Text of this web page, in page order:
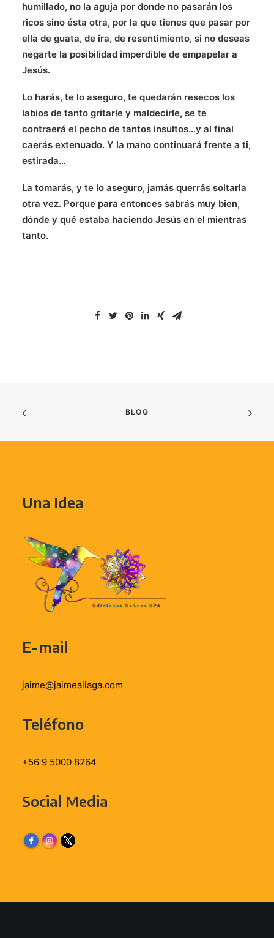
humillado, no la aguja por donde no pasarán los
ricos sino ésta otra, por la que tienes que pasar por
ella de guata, de ira, de resentimiento, si no deseas
negarte la posibilidad imperdible de empapelar a
Jesús.
Lo harás, te lo aseguro, te quedarán resecos los
labios de tanto gritarle y maldecirle, se te
contraerá el pecho de tantos insultos…y al final
caerás extenuado. Y la mano continuará frente a ti,
estirada…
La tomarás, y te lo aseguro, jamás querrás soltarla
otra vez. Porque para entonces sabrás muy bien,
dónde y qué estaba haciendo Jesús en el mientras
tanto.
BLOG
Una Idea
E-mail
jaime@jaimealiaga.com
Teléfono
+56 9 5000 8264
Social Media